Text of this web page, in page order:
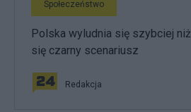
Społeczeństwo
Polska wyludnia się szybciej niż
się czarny scenariusz
Redakcja